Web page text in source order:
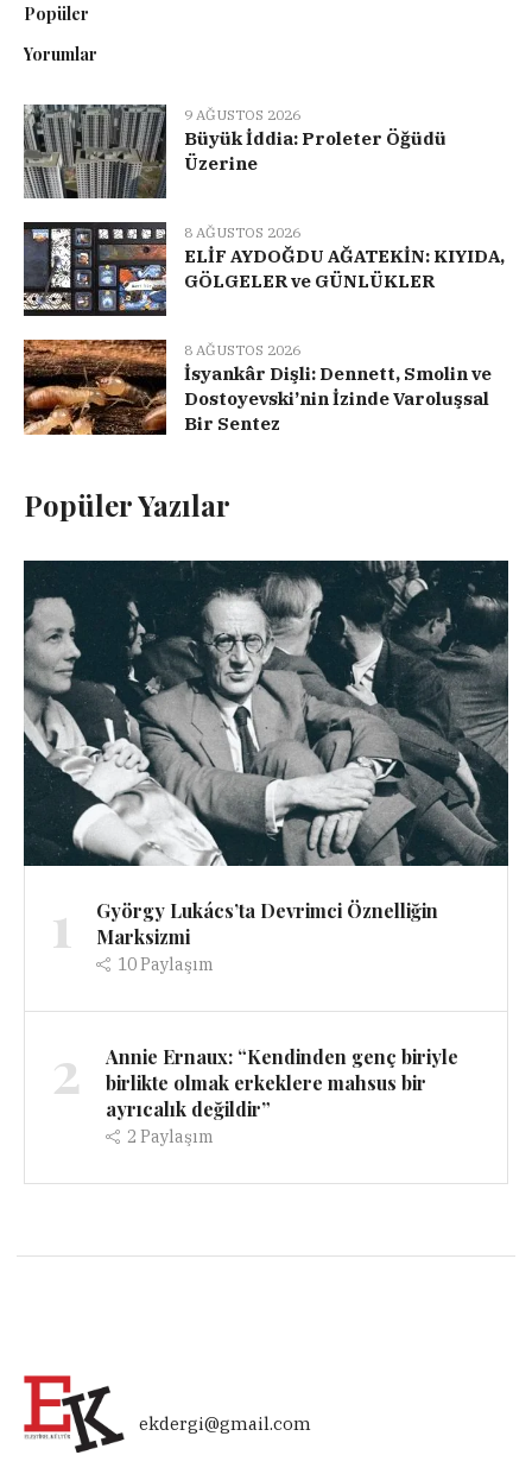
Popüler
Yorumlar
9 AĞUSTOS 2026
Büyük İddia: Proleter Öğüdü
Üzerine
8 AĞUSTOS 2026
ELİF AYDOĞDU AĞATEKİN: KIYIDA,
GÖLGELER ve GÜNLÜKLER
8 AĞUSTOS 2026
İsyankâr Dişli: Dennett, Smolin ve
Dostoyevski’nin İzinde Varoluşsal
Bir Sentez
Popüler Yazılar
1
György Lukács’ta Devrimci Öznelliğin
Marksizmi
10Paylaşım
2
Annie Ernaux: “Kendinden genç biriyle
birlikte olmak erkeklere mahsus bir
ayrıcalık değildir”
2 Paylaşım
ekdergi@gmail.com